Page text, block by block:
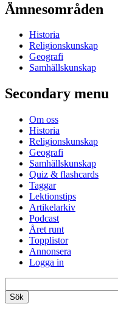
Ämnesområden
Historia
Religionskunskap
Geografi
Samhällskunskap
Secondary menu
Om oss
Historia
Religionskunskap
Geografi
Samhällskunskap
Quiz & flashcards
Taggar
Lektionstips
Artikelarkiv
Podcast
Året runt
Topplistor
Annonsera
Logga in